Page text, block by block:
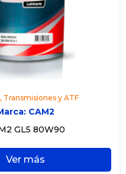
, Transmisiones y ATF
CAM2
GL5 80W90
Ver más